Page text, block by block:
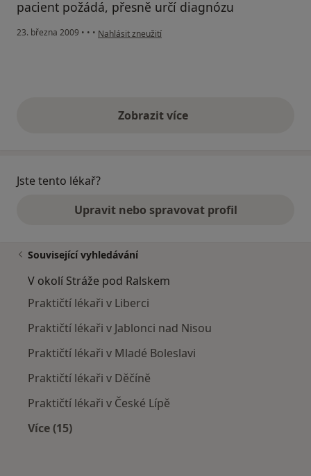
pacient požádá, přesně určí diagnózu
23. března 2009 • • • podle názoru uživatele Pacient
Nahlásit zneužití
Zobrazit vícevýše uvedené názory
Jste tento lékař?
Upravit nebo spravovat profil
Související vyhledávání
V okolí Stráže pod Ralskem
Praktičtí lékaři v Liberci
Praktičtí lékaři v Jablonci nad Nisou
Praktičtí lékaři v Mladé Boleslavi
Praktičtí lékaři v Děčíně
Praktičtí lékaři v České Lípě
Více (15)